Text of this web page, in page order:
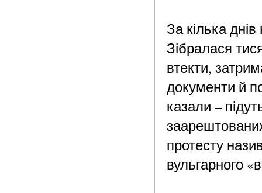
За кілька
Зібралася
втекти,
документи й
казали –
протесту
вульгарного